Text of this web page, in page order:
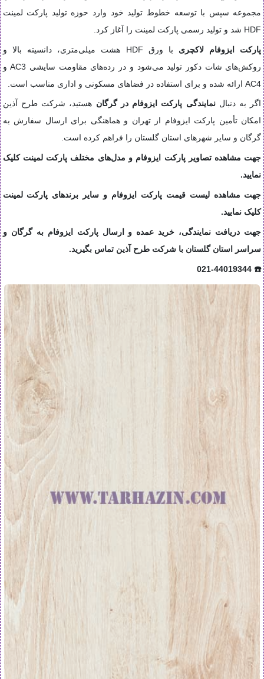
مجموعه سپس با توسعه خطوط تولید خود وارد حوزه تولید پارکت لمینت
HDF شد و تولید رسمی پارکت لمینت را آغاز کرد.
پارکت ایزوفام لاکچری
با ورق HDF هشت میلی‌متری، دانسیته بالا و
روکش‌های شات دکور تولید می‌شود و در رده‌های مقاومت سایشی AC3 و
AC4 ارائه شده و برای استفاده در فضاهای مسکونی و اداری مناسب است.
اگر به دنبالنمایندگی پارکت ایزوفام در گرگان هستید، شرکت طرح آذین
امکان تأمین پارکت ایزوفام از تهران و هماهنگی برای ارسال سفارش به
گرگان و سایر شهرهای استان گلستان را فراهم کرده است.
جهت مشاهده تصاویر پارکت ایزوفام و مدل‌های مختلف پارکت لمینت کلیک
نمایید.
جهت مشاهده لیست قیمت پارکت ایزوفام و سایر برندهای پارکت لمینت
کلیک نمایید.
جهت دریافت نمایندگی، خرید عمده و ارسال پارکت ایزوفام به گرگان و
سراسر استان گلستان با شرکت طرح آذین تماس بگیرید.
☎️ 021-44019344